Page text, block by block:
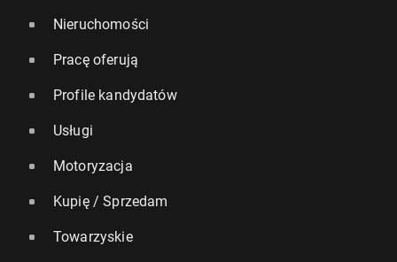
Nieruchomości
Pracę oferują
Profile kandydatów
Usługi
Motoryzacja
Kupię / Sprzedam
Towarzyskie